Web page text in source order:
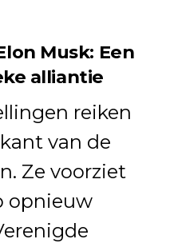
Musk: Een
alliantie
reiken
van de
Ze voorziet
opnieuw